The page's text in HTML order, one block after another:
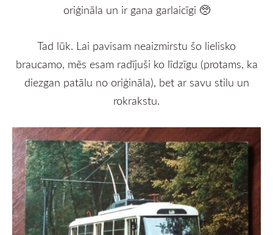
oriģināla un ir gana garlaicīgi 🥺
Tad lūk. Lai pavisam neaizmirstu šo lielisko
braucamo, mēs esam radījuši ko līdzīgu (protams, ka
diezgan patālu no oriģināla), bet ar savu stilu un
rokrakstu.